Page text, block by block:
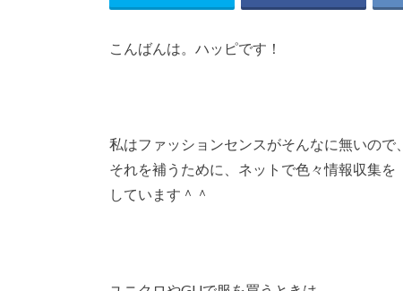
こんばんは。ハッピです！
私はファッションセンスがそんなに無いので、
それを補うために、ネットで色々情報収集を
しています＾＾